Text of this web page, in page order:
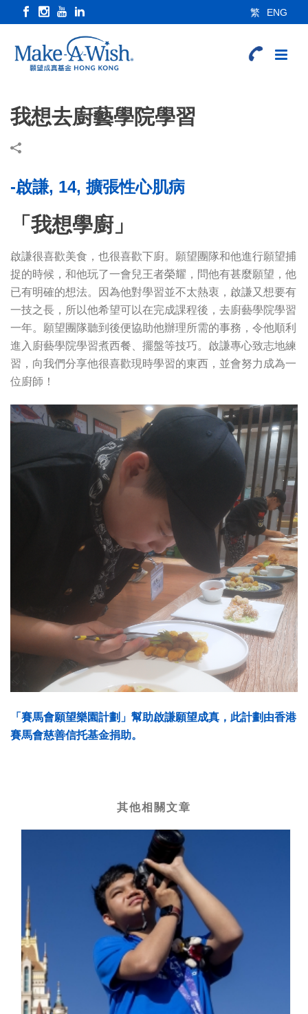
繁 ENG
我想去廚藝學院學習
-啟謙, 14, 擴張性心肌病
「我想學廚」
啟謙很喜歡美食，也很喜歡下廚。願望團隊和他進行願望捕
捉的時候，和他玩了一會兒王者榮耀，問他有甚麼願望，他
已有明確的想法。因為他對學習並不太熱衷，啟謙又想要有
一技之長，所以他希望可以在完成課程後，去廚藝學院學習
一年。願望團隊聽到後便協助他辦理所需的事務，令他順利
進入廚藝學院學習煮西餐、擺盤等技巧。啟謙專心致志地練
習，向我們分享他很喜歡現時學習的東西，並會努力成為一
位廚師！
「賽馬會願望樂園計劃」幫助啟謙願望成真，此計劃由香港
賽馬會慈善信托基金捐助。
其他相關文章